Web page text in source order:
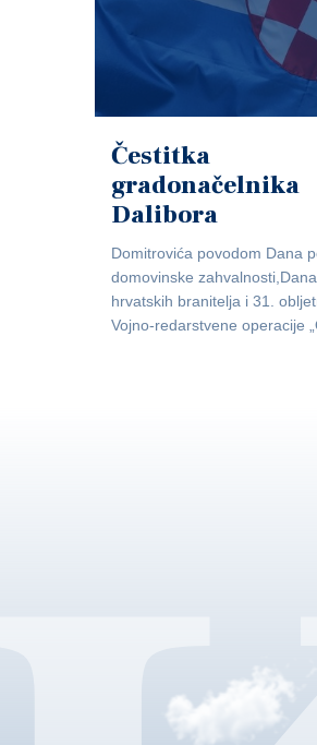
Čestitka
gradonačelnika
Dalibora
Domitrovića povodom Dana
domovinske zahvalnosti,Dana
hrvatskih branitelja i 31.
Vojno-redarstvene operacije